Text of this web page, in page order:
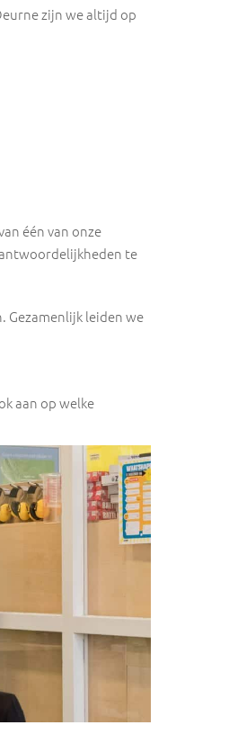
zijn we altijd op
één van onze
te
Gezamenlijk leiden we
aan op welke